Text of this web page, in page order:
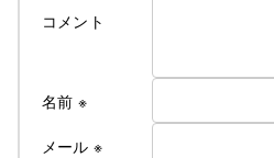
コメント
名前 ※
メール ※